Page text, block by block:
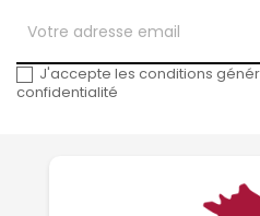
J'accepte les conditions
confidentialité